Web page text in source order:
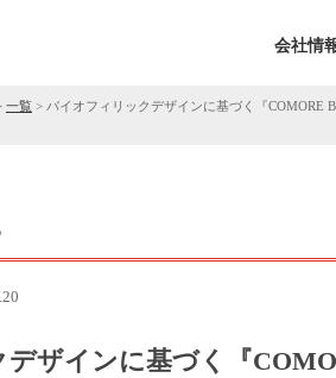
会社情
一覧 > バイオフィリックデザインに基づく『
ザインに基づく『